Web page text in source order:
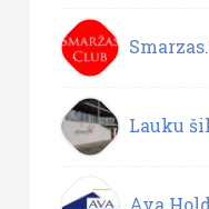
Lauku
Ava